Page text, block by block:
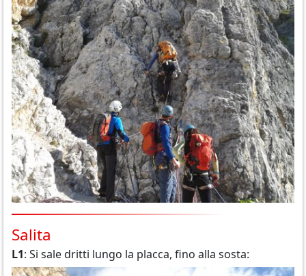
Salita
L1: Si sale dritti lungo la placca, fino alla sosta: